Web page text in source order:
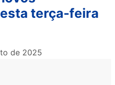
terça-feira
de 2025